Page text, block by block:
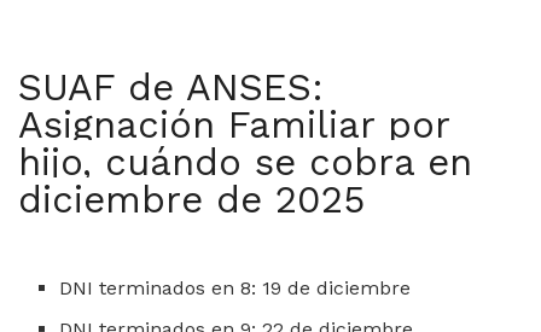
SUAF de ANSES:
Asignación Familiar por
hijo, cuándo se cobra en
diciembre de 2025
DNI terminados en 8: 19 de diciembre